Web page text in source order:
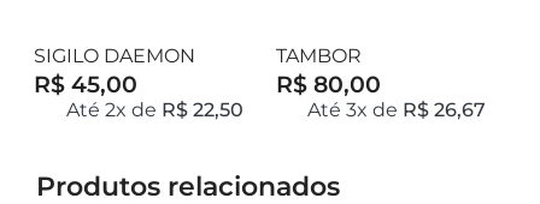
SIGILO DAEMON
GOETIA
R$ 45,00
Até 2x de R$ 22,50
TAMBOR
R$ 80,00
Até 3x de R$ 26,67
Produtos relacionados